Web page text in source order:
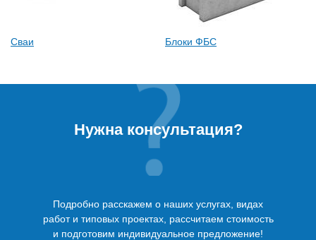
Сваи Блоки ФБС
Нужна консультация?
Подробно расскажем о наших услугах, видах
работ и типовых проектах, рассчитаем стоимость
и подготовим индивидуальное предложение!